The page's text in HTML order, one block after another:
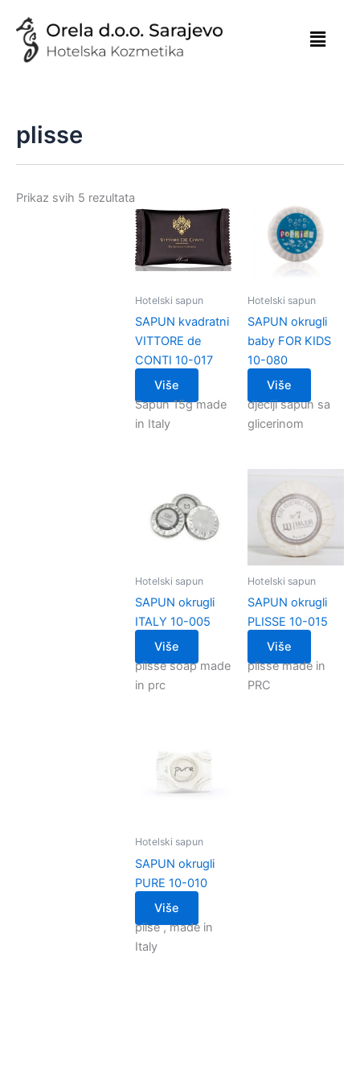
content
plisse
Prikaz svih 5 rezultata
Hotelski sapun
SAPUN kvadratni
VITTORE de
CONTI 10-017
Više
Sapun 15g made
in Italy
Hotelski sapun
SAPUN okrugli
baby FOR KIDS
10-080
Više
djeciji sapun sa
glicerinom
Hotelski sapun
SAPUN okrugli
ITALY 10-005
Više
plisse soap made
in prc
Hotelski sapun
SAPUN okrugli
PLISSE 10-015
Više
plisse made in
PRC
Hotelski sapun
SAPUN okrugli
PURE 10-010
Više
plise , made in
Italy